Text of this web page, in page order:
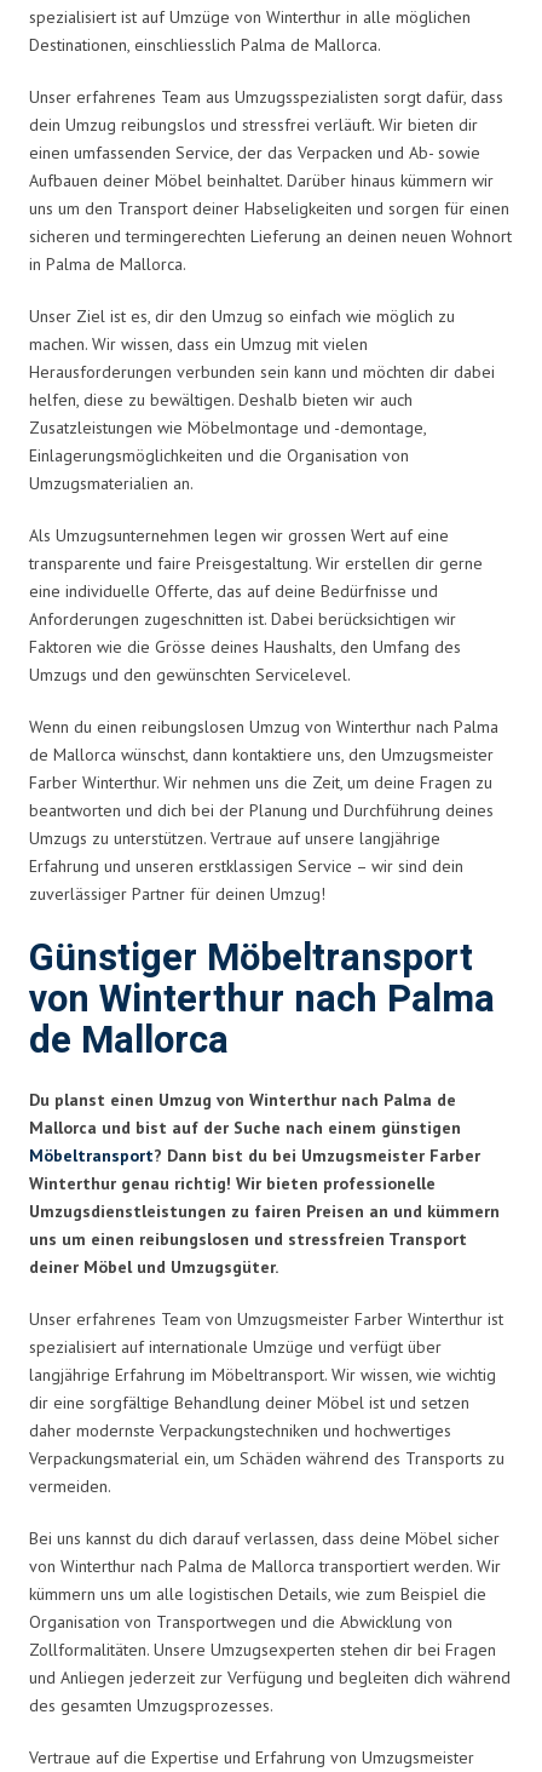
spezialisiert ist auf Umzüge von Winterthur in alle möglichen
Destinationen, einschliesslich Palma de Mallorca.
Unser erfahrenes Team aus Umzugsspezialisten sorgt dafür, dass
dein Umzug reibungslos und stressfrei verläuft. Wir bieten dir
einen umfassenden Service, der das Verpacken und Ab- sowie
Aufbauen deiner Möbel beinhaltet. Darüber hinaus kümmern wir
uns um den Transport deiner Habseligkeiten und sorgen für einen
sicheren und termingerechten Lieferung an deinen neuen Wohnort
in Palma de Mallorca.
Unser Ziel ist es, dir den Umzug so einfach wie möglich zu
machen. Wir wissen, dass ein Umzug mit vielen
Herausforderungen verbunden sein kann und möchten dir dabei
helfen, diese zu bewältigen. Deshalb bieten wir auch
Zusatzleistungen wie Möbelmontage und -demontage,
Einlagerungsmöglichkeiten und die Organisation von
Umzugsmaterialien an.
Als Umzugsunternehmen legen wir grossen Wert auf eine
transparente und faire Preisgestaltung. Wir erstellen dir gerne
eine individuelle Offerte, das auf deine Bedürfnisse und
Anforderungen zugeschnitten ist. Dabei berücksichtigen wir
Faktoren wie die Grösse deines Haushalts, den Umfang des
Umzugs und den gewünschten Servicelevel.
Wenn du einen reibungslosen Umzug von Winterthur nach Palma
de Mallorca wünschst, dann kontaktiere uns, den Umzugsmeister
Farber Winterthur. Wir nehmen uns die Zeit, um deine Fragen zu
beantworten und dich bei der Planung und Durchführung deines
Umzugs zu unterstützen. Vertraue auf unsere langjährige
Erfahrung und unseren erstklassigen Service – wir sind dein
zuverlässiger Partner für deinen Umzug!
Günstiger Möbeltransport
von Winterthur nach Palma
de Mallorca
Du planst einen Umzug von Winterthur nach Palma de
Mallorca und bist auf der Suche nach einem günstigen
Möbeltransport? Dann bist du bei Umzugsmeister Farber
Winterthur genau richtig! Wir bieten professionelle
Umzugsdienstleistungen zu fairen Preisen an und kümmern
uns um einen reibungslosen und stressfreien Transport
deiner Möbel und Umzugsgüter.
Unser erfahrenes Team von Umzugsmeister Farber Winterthur ist
spezialisiert auf internationale Umzüge und verfügt über
langjährige Erfahrung im Möbeltransport. Wir wissen, wie wichtig
dir eine sorgfältige Behandlung deiner Möbel ist und setzen
daher modernste Verpackungstechniken und hochwertiges
Verpackungsmaterial ein, um Schäden während des Transports zu
vermeiden.
Bei uns kannst du dich darauf verlassen, dass deine Möbel sicher
von Winterthur nach Palma de Mallorca transportiert werden. Wir
kümmern uns um alle logistischen Details, wie zum Beispiel die
Organisation von Transportwegen und die Abwicklung von
Zollformalitäten. Unsere Umzugsexperten stehen dir bei Fragen
und Anliegen jederzeit zur Verfügung und begleiten dich während
des gesamten Umzugsprozesses.
Vertraue auf die Expertise und Erfahrung von Umzugsmeister